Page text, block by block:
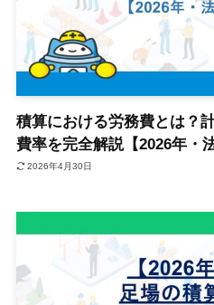
積算における労務費とは？
費率を完全解説【2026年・
2026年4月30日